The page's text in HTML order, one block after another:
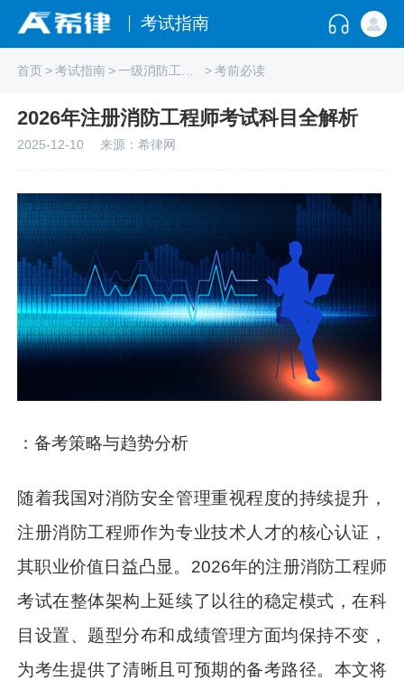
考试指南
首页>考试指南> > 考前必读
2026年注册消防工程师考试科目全解析
2025-12-10 来源：希律网
：备考策略与趋势分析
随着我国对消防安全管理重视程度的持续提升，
注册消防工程师作为专业技术人才的核心认证，
其职业价值日益凸显。2026年的注册消防工程师
考试在整体架构上延续了以往的稳定模式，在科
目设置、题型分布和成绩管理方面均保持不变，
为考生提供了清晰且可预期的备考路径。本文将